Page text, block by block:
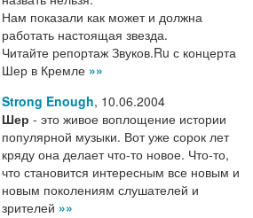
Нам показали как может и должна
работать настоящая звезда.
Читайте репортаж Звуков.Ru с концерта
Шер в Кремле »»
Strong Enough, 10.06.2004
Шер - это живое воплощение истории
популярной музыки. Вот уже сорок лет
кряду она делает что-то новое. Что-то,
что становится интересным все новым и
новым поколениям слушателей и
зрителей »»